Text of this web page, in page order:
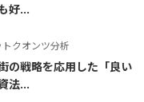
好...
クオンツ分析
の戦略を応用した「良い
法...